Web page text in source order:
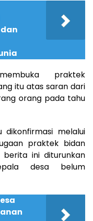
praktek
itu atas saran dari
orang pada tahu
dikonfirmasi melalui
praktek bidan
berita ini diturunkan
desa belum